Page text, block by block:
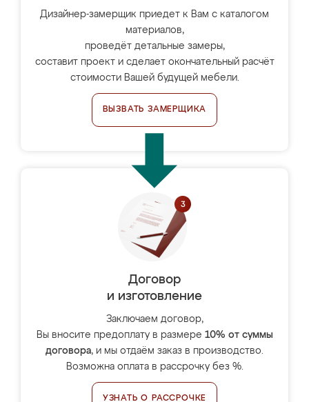
Дизайнер-замерщик приедет к Вам с каталогом
материалов,
проведёт детальные замеры,
составит проект и сделает окончательный расчёт
стоимости Вашей будущей мебели.
ВЫЗВАТЬ ЗАМЕРЩИКА
Договор
и изготовление
Заключаем договор,
Вы вносите предоплату в размере 10% от суммы
договора, и мы отдаём заказ в производство.
Возможна оплата в рассрочку без %.
УЗНАТЬ О РАССРОЧКЕ